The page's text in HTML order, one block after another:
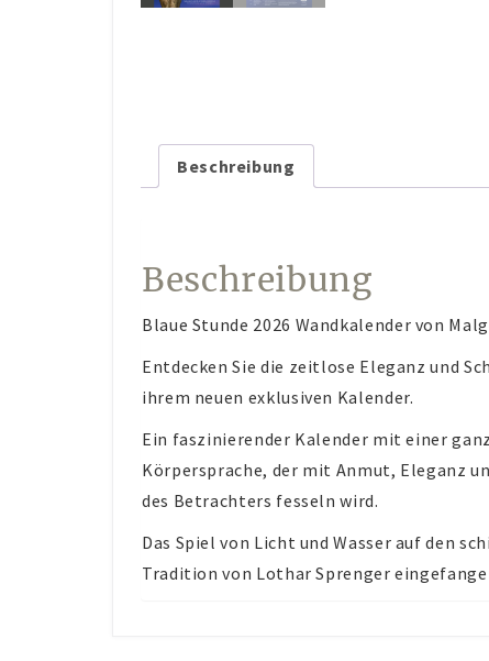
Beschreibung
Beschreibung
Blaue Stunde 2026 Wandkalender von
Entdecken Sie die zeitlose Eleganz und
ihrem neuen exklusiven Kalender.
Ein faszinierender Kalender mit einer
Körpersprache, der mit Anmut, Eleganz
des Betrachters fesseln wird.
Das Spiel von Licht und Wasser auf den
Tradition von Lothar Sprenger